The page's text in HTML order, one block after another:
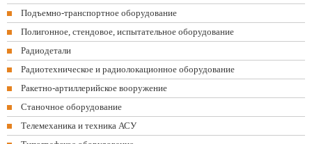
Подъемно-транспортное оборудование
Полигонное, стендовое, испытательное оборудование
Радиодетали
Радиотехническое и радиолокационное оборудование
Ракетно-артиллерийское вооружение
Станочное оборудование
Телемеханика и техника АСУ